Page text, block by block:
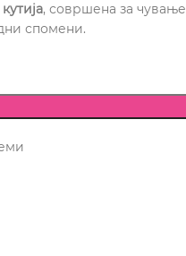
, совршена за чување
спомени.